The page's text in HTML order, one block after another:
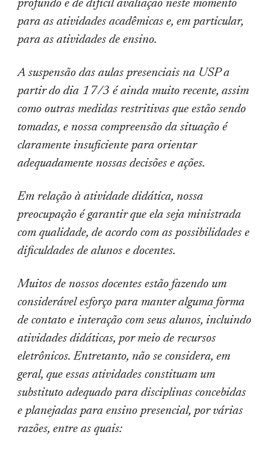
profundo e de difícil avaliação neste momento
para as atividades acadêmicas e, em particular,
para as atividades de ensino.
A suspensão das aulas presenciais na USP a
partir do dia 17/3 é ainda muito recente, assim
como outras medidas restritivas que estão sendo
tomadas, e nossa compreensão da situação é
claramente insuficiente para orientar
adequadamente nossas decisões e ações.
Em relação à atividade didática, nossa
preocupação é garantir que ela seja ministrada
com qualidade, de acordo com as possibilidades e
dificuldades de alunos e docentes.
Muitos de nossos docentes estão fazendo um
considerável esforço para manter alguma forma
de contato e interação com seus alunos, incluindo
atividades didáticas, por meio de recursos
eletrônicos. Entretanto, não se considera, em
geral, que essas atividades constituam um
substituto adequado para disciplinas concebidas
e planejadas para ensino presencial, por várias
razões, entre as quais: